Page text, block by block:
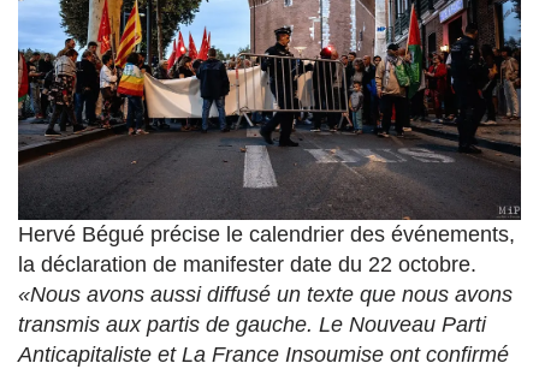
Hervé Bégué précise le calendrier des événements,
la déclaration de manifester date du 22 octobre.
«Nous avons aussi diffusé un texte que nous avons
transmis aux partis de gauche. Le Nouveau Parti
Anticapitaliste et La France Insoumise ont confirmé